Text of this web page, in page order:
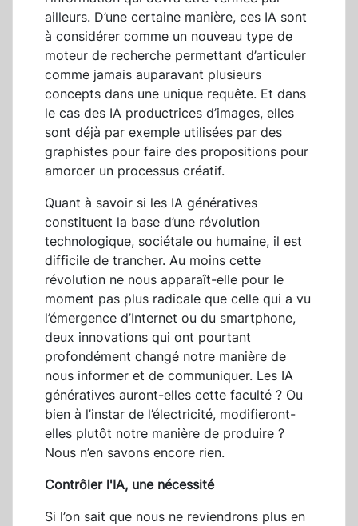
ailleurs. D’une certaine manière, ces IA sont
à considérer comme un nouveau type de
moteur de recherche permettant d’articuler
comme jamais auparavant plusieurs
concepts dans une unique requête. Et dans
le cas des IA productrices d’images, elles
sont déjà par exemple utilisées par des
graphistes pour faire des propositions pour
amorcer un processus créatif.
Quant à savoir si les IA génératives
constituent la base d’une révolution
technologique, sociétale ou humaine, il est
difficile de trancher. Au moins cette
révolution ne nous apparaît-elle pour le
moment pas plus radicale que celle qui a vu
l’émergence d’Internet ou du smartphone,
deux innovations qui ont pourtant
profondément changé notre manière de
nous informer et de communiquer. Les IA
génératives auront-elles cette faculté ? Ou
bien à l’instar de l’électricité, modifieront-
elles plutôt notre manière de produire ?
Nous n’en savons encore rien.
Contrôler l'IA, une nécessité
Si l’on sait que nous ne reviendrons plus en